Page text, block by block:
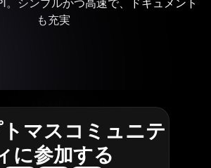
。シンプルかつ高速で、ドキュメント
も充実
マスコミュニテ
に参加する